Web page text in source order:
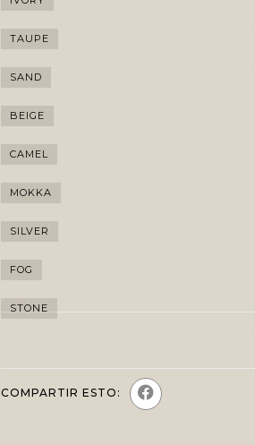
TAUPE
SAND
BEIGE
CAMEL
MOKKA
SILVER
FOG
STONE
COMPARTIR ESTO: